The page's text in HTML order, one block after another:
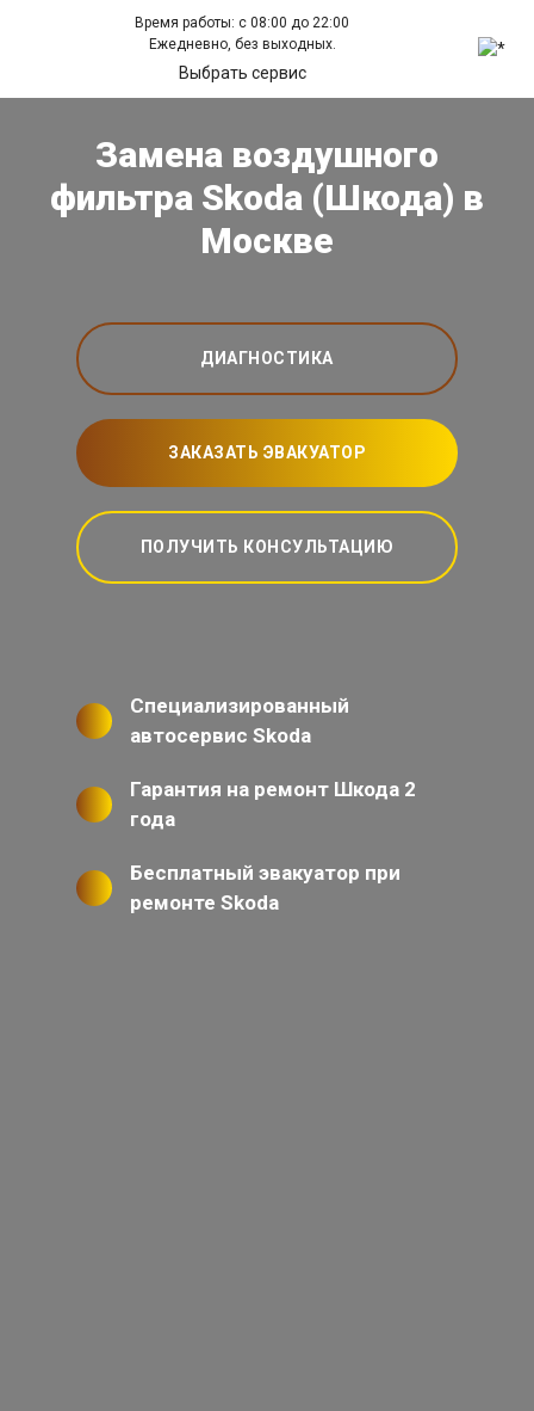
Время работы: с 08:00 до 22:00
Ежедневно, без выходных.
Выбрать сервис
Замена воздушного
фильтра Skoda (Шкода) в
Москве
ДИАГНОСТИКА
ЗАКАЗАТЬ ЭВАКУАТОР
ПОЛУЧИТЬ КОНСУЛЬТАЦИЮ
Специализированный
автосервис Skoda
Гарантия на ремонт Шкода 2
года
Бесплатный эвакуатор при
ремонте Skoda